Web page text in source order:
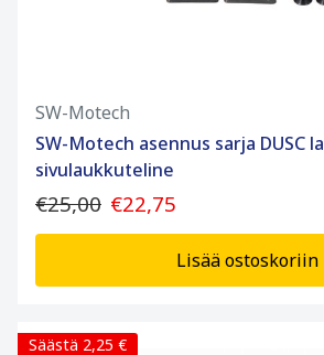
SW-Motech
SW-Motech asennus sarja DUSC
sivulaukkuteline
€25,00 €22,75
Lisää ostoskoriin
Säästä 2,25 €